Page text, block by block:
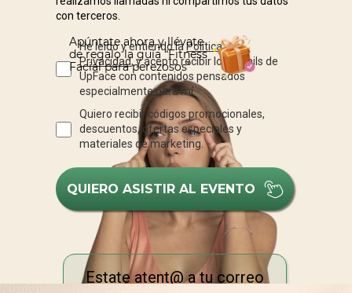
Apúntate ahora y llévate
de regalo la guía “Fitness
Facial para perezosos”